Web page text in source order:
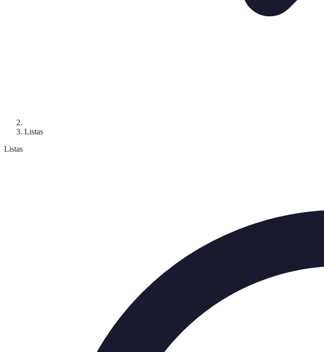
Listas
Listas